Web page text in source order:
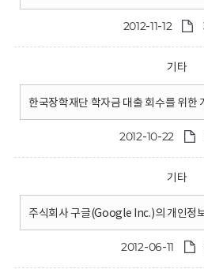
2012-11-12
기타
한국장학재단 학자금 대출 회수를 위한
2012-10-22
기타
주식회사 구글(Google Inc.)의 개인정
2012-06-11